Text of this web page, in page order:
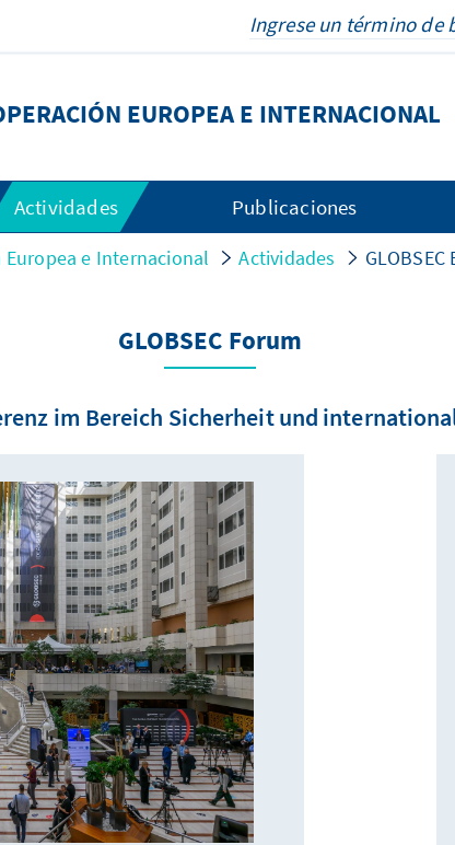
EUROPEA E INTERNACIONAL
Actividades Publicaciones
e Internacional Actividades
GLOBSEC Forum
im Bereich Sicherheit und